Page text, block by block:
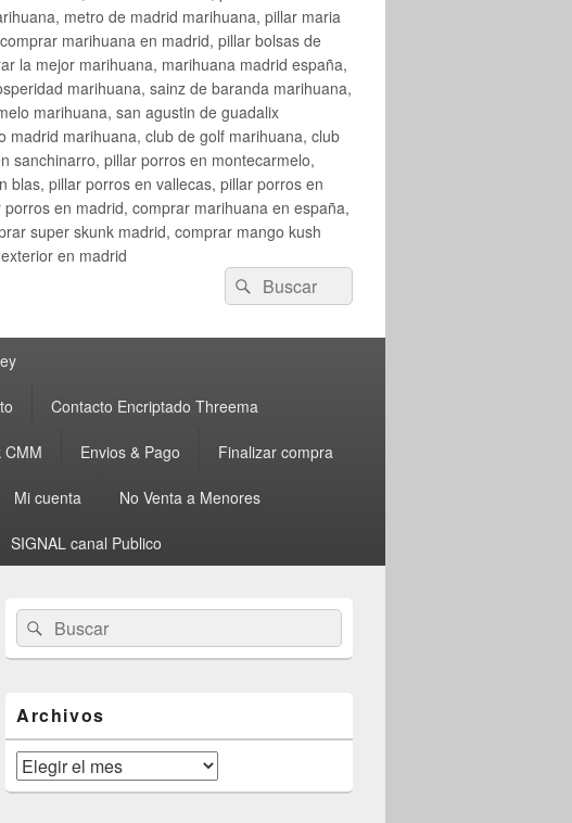
metro de madrid marihuana, pillar maria
marihuana en madrid, pillar bolsas de
la mejor marihuana, marihuana madrid españa,
marihuana, sainz de baranda marihuana,
marihuana, san agustin de guadalix
marihuana, club de golf marihuana, club
sanchinarro, pillar porros en montecarmelo,
blas, pillar porros en vallecas, pillar porros en
en madrid, comprar marihuana en españa,
super skunk madrid, comprar mango kush
en madrid
Buscar
por:
Buscar
Contacto Encriptado Threema
CMM Envios & Pago Finalizar compra
Mi cuenta No Venta a Menores
SIGNAL canal Publico
área
de
widget
lateral
primaria
Buscar
por:
Buscar
Archivos
Archivos